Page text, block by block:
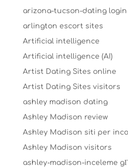
arizona-tucson-dating login
arlington escort sites
Artificial intelligence
Artificial intelligence (AI)
Artist Dating Sites online
Artist Dating Sites visitors
ashley madison dating
Ashley Madison review
Ashley Madison siti per
Ashley Madison visitors
ashley-madison-inceleme